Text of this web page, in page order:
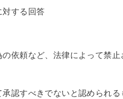
する回答
依頼など、法律によって禁
認すべきでないと認められる